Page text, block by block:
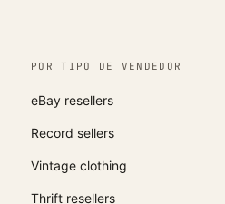
POR TIPO DE VENDEDOR
eBay resellers
Record sellers
Vintage clothing
Thrift resellers